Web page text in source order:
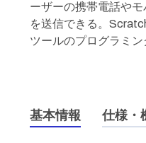
ーザーの携帯電話や
を送信できる。
ツールのプログラミン
基本情報 仕様・